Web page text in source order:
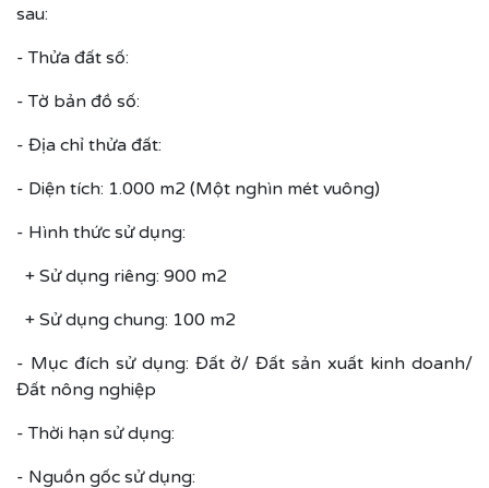
sau:
- Thửa đất số:
- Tờ bản đồ số:
- Địa chỉ thửa đất:
- Diện tích: 1.000 m2 (Một nghìn mét vuông)
- Hình thức sử dụng:
+ Sử dụng riêng: 900 m2
+ Sử dụng chung: 100 m2
- Mục đích sử dụng: Đất ở/ Đất sản xuất kinh doanh/
Đất nông nghiệp
- Thời hạn sử dụng:
- Nguồn gốc sử dụng: